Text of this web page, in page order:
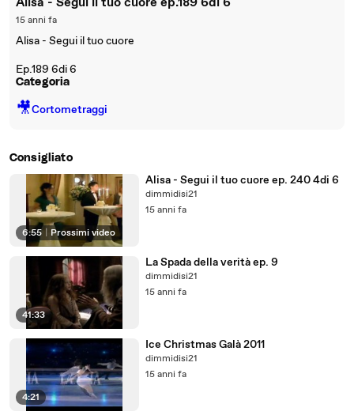
15 anni fa
Alisa - Segui il tuo cuore
Ep.189 6di 6
Categoria
🎥Cortometraggi
Consigliato
6:55 Prossimi video
Alisa - Segui il tuo cuore ep. 240 4di 6
dimmidisi21
15 anni fa
41:33
La Spada della verità ep. 9
dimmidisi21
15 anni fa
4:21
Ice Christmas Galà 2011
dimmidisi21
15 anni fa